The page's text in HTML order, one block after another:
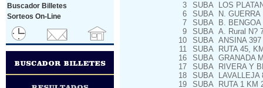
Buscador Billetes
Sorteos On-Line
3 SUBA LOS
6
SUBA N. GUERRA
7
SUBA B. BENGOA
9
SUBA A. Rural N?
10
SUBA ANSINA 397
11
SUBA RUTA 45,
16
SUBA GRANADA
17
SUBA RIVERA Y
18
SUBA LAVALLEJA
19
SUBA RUTA 1 KM